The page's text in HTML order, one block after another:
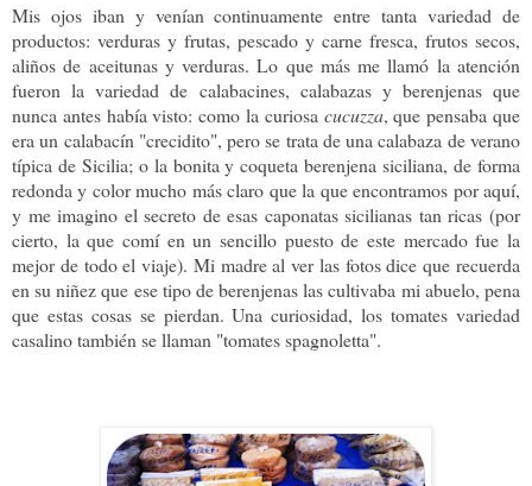
Mis ojos iban y venían continuamente entre tanta variedad de
productos: verduras y frutas, pescado y carne fresca, frutos secos,
aliños de aceitunas y verduras. Lo que más me llamó la atención
fueron la variedad de calabacines, calabazas y berenjenas que
nunca antes había visto: como la curiosa cucuzza, que pensaba que
era un calabacín "crecidito", pero se trata de una calabaza de verano
típica de Sicilia; o la bonita y coqueta berenjena siciliana, de forma
redonda y color mucho más claro que la que encontramos por aquí,
y me imagino el secreto de esas caponatas sicilianas tan ricas (por
cierto, la que comí en un sencillo puesto de este mercado fue la
mejor de todo el viaje). Mi madre al ver las fotos dice que recuerda
en su niñez que ese tipo de berenjenas las cultivaba mi abuelo, pena
que estas cosas se pierdan. Una curiosidad, los tomates variedad
casalino también se llaman "tomates spagnoletta".